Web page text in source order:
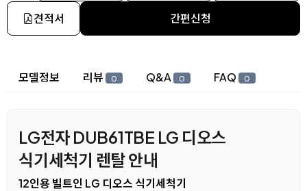
견적서 간편신청
상세 정보
모델정보 리뷰 0 Q&A 0 FAQ 0
LG전자 DUB61TBE LG 디오스
식기세척기 렌탈 안내
12인용 빌트인 LG 디오스 식기세척기